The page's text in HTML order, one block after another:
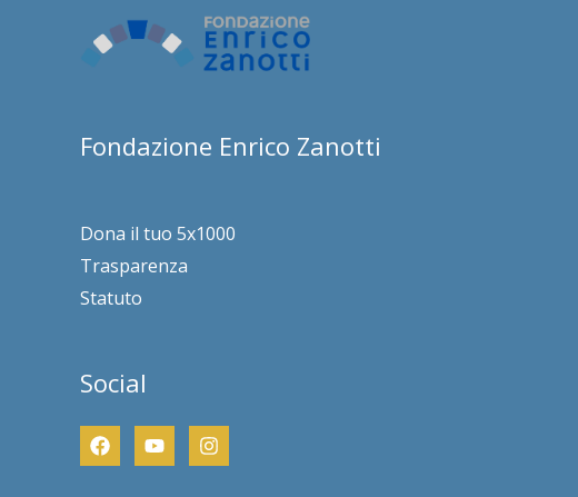
Fondazione Enrico Zanotti
Dona il tuo 5x1000
Trasparenza
Statuto
Social